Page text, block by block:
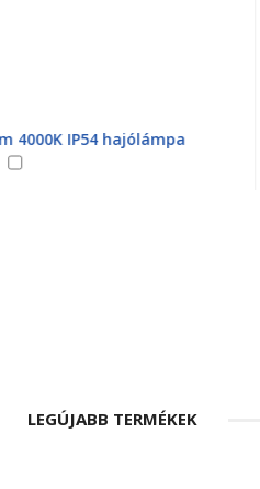
GAO Műanyag ovális l.
LEGÚJABB TERMÉKEK